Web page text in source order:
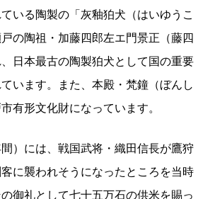
いる陶製の「灰釉狛犬（はいゆうこ
の陶祖・加藤四郎左エ門景正（藤四
日本最古の陶製狛犬として国の重要
います。また、本殿・梵鐘（ぼんし
有形文化財になっています。
）には、戦国武将・織田信長が鷹狩
に襲われそうになったところを当時
御礼として七十五万石の供米を賜っ